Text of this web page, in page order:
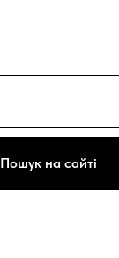
Пошук на сайті